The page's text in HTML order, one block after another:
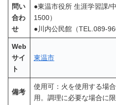
問い
合わ
せ
●東温市役所 生涯学習課/
1500）
●川内公民館（TEL.089-
Web
サイ
ト
東温市
備考
使用可：火を使用する場
用。調理に必要な場合に